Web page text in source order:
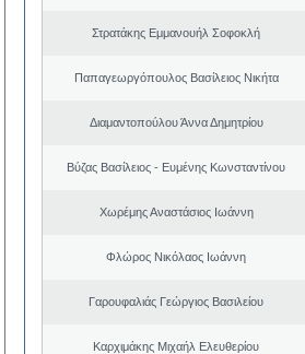
Στρατάκης Εμμανουήλ Σοφοκλή
Παπαγεωργόπουλος Βασίλειος Νικήτα
Διαμαντοπούλου Άννα Δημητρίου
Βύζας Βασίλειος - Ευμένης Κωνσταντίνου
Χωρέμης Αναστάσιος Ιωάννη
Φλώρος Νικόλαος Ιωάννη
Γαρουφαλιάς Γεώργιος Βασιλείου
Καρχιμάκης Μιχαήλ Ελευθερίου